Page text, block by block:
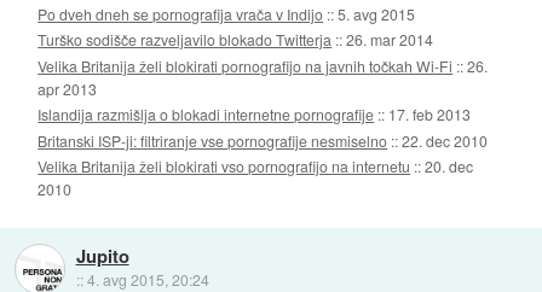
Po dveh dneh se pornografija vrača v Indijo ::5. avg 2015
Turško sodišče razveljavilo blokado Twitterja ::26. mar 2014
Velika Britanija želi blokirati pornografijo na javnih točkah Wi-Fi ::26.
apr 2013
Islandija razmišlja o blokadi internetne pornografije :: 17. feb 2013
Britanski ISP-ji: filtriranje vse pornografije nesmiselno ::22. dec 2010
Velika Britanija želi blokirati vso pornografijo na internetu ::20. dec
2010
Jupito
::4. avg 2015, 20:24